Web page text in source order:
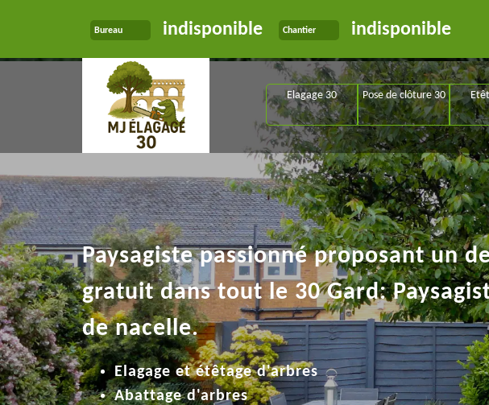
Bureau indisponible Chantier indisponible
Elagage 30 Pose de clôture 30
Paysagiste passionné proposant un
gratuit dans tout le 30 Gard:
de nacelle.
Elagage et étêtage d'arbres
Abattage d'arbres